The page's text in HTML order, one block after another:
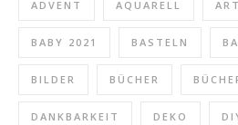
ADVENT AQUARELL
BABY 2021 BASTELN
BILDER BÜCHER
DANKBARKEIT DEKO